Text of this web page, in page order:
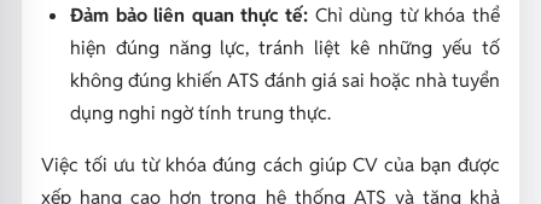
Đảm bảo liên quan thực tế: Chỉ dùng từ khóa thể
hiện đúng năng lực, tránh liệt kê những yếu tố
không đúng khiến ATS đánh giá sai hoặc nhà tuyển
dụng nghi ngờ tính trung thực.
Việc tối ưu từ khóa đúng cách giúp CV của bạn được
xếp hạng cao hơn trong hệ thống ATS và tăng khả